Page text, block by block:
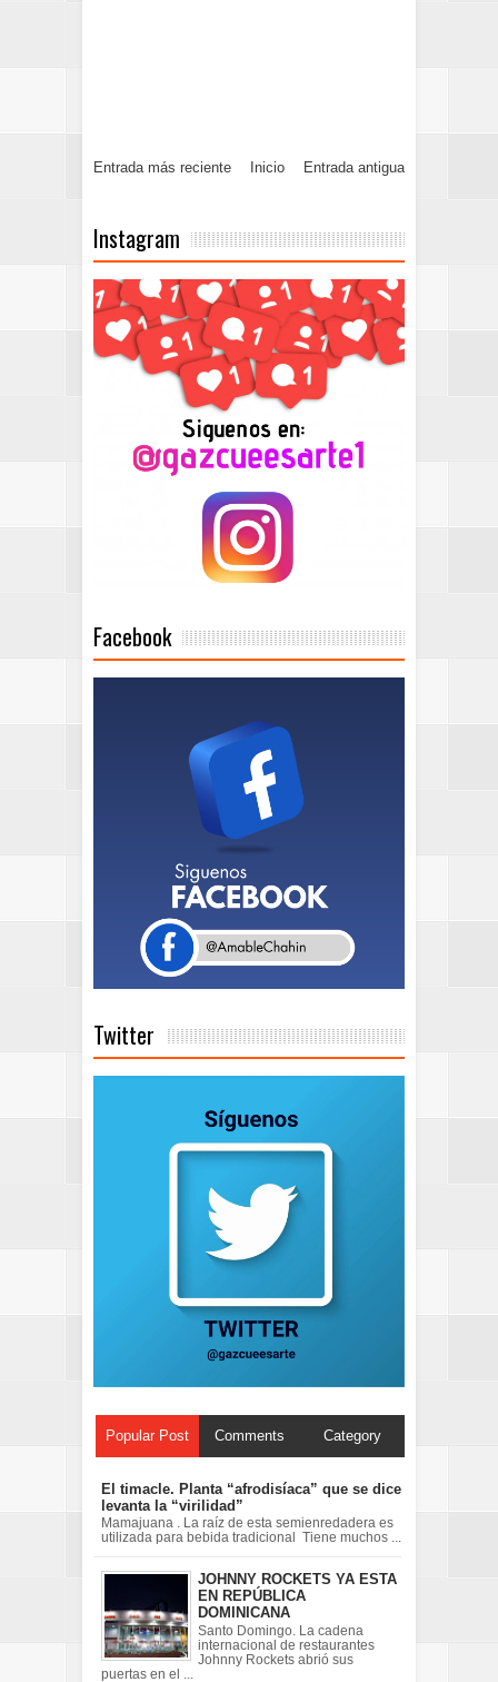
Entrada más reciente Entrada antigua
Inicio
Instagram
Facebook
Twitter
Popular Post Comments Category
El timacle. Planta “afrodisíaca” que se dice
levanta la “virilidad”
Mamajuana . La raíz de esta semienredadera es
utilizada para bebida tradicional Tiene muchos ...
JOHNNY ROCKETS YA ESTA
EN REPÚBLICA
DOMINICANA
Santo Domingo. La cadena
internacional de restaurantes
Johnny Rockets abrió sus
puertas en el ...